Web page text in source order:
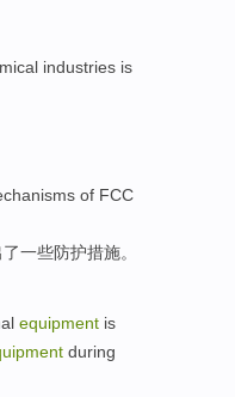
industries is
of FCC
了一些防护措施。
equipment is
during